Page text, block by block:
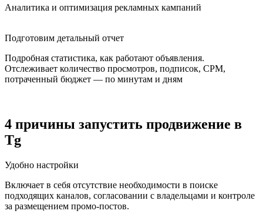
Аналитика и оптимизация рекламных кампаний
Подготовим детальный отчет
Подробная статистика, как работают объявления.
Отслеживает количество просмотров, подписок, CPM,
потраченный бюджет — по минутам и дням
4 причины запустить продвижение в
Tg
Удобно настройки
Включает в себя отсутствие необходимости в поиске
подходящих каналов, согласовании с владельцами и контроле
за размещением промо-постов.